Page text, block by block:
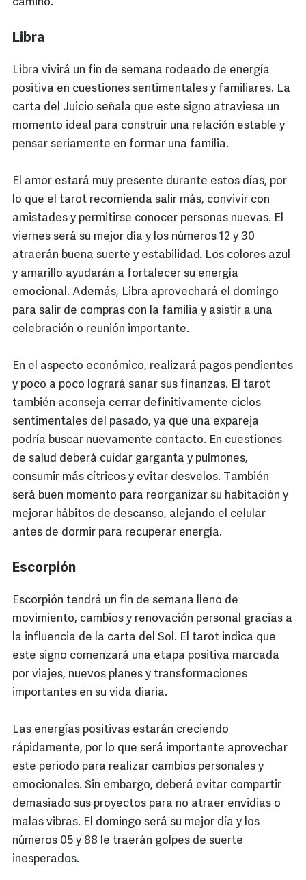
camino.
Libra
Libra vivirá un fin de semana rodeado de energía
positiva en cuestiones sentimentales y familiares. La
carta del Juicio señala que este signo atraviesa un
momento ideal para construir una relación estable y
pensar seriamente en formar una familia.
El amor estará muy presente durante estos días, por
lo que el tarot recomienda salir más, convivir con
amistades y permitirse conocer personas nuevas. El
viernes será su mejor día y los números 12 y 30
atraerán buena suerte y estabilidad. Los colores azul
y amarillo ayudarán a fortalecer su energía
emocional. Además, Libra aprovechará el domingo
para salir de compras con la familia y asistir a una
celebración o reunión importante.
En el aspecto económico, realizará pagos pendientes
y poco a poco logrará sanar sus finanzas. El tarot
también aconseja cerrar definitivamente ciclos
sentimentales del pasado, ya que una expareja
podría buscar nuevamente contacto. En cuestiones
de salud deberá cuidar garganta y pulmones,
consumir más cítricos y evitar desvelos. También
será buen momento para reorganizar su habitación y
mejorar hábitos de descanso, alejando el celular
antes de dormir para recuperar energía.
Escorpión
Escorpión tendrá un fin de semana lleno de
movimiento, cambios y renovación personal gracias a
la influencia de la carta del Sol. El tarot indica que
este signo comenzará una etapa positiva marcada
por viajes, nuevos planes y transformaciones
importantes en su vida diaria.
Las energías positivas estarán creciendo
rápidamente, por lo que será importante aprovechar
este periodo para realizar cambios personales y
emocionales. Sin embargo, deberá evitar compartir
demasiado sus proyectos para no atraer envidias o
malas vibras. El domingo será su mejor día y los
números 05 y 88 le traerán golpes de suerte
inesperados.